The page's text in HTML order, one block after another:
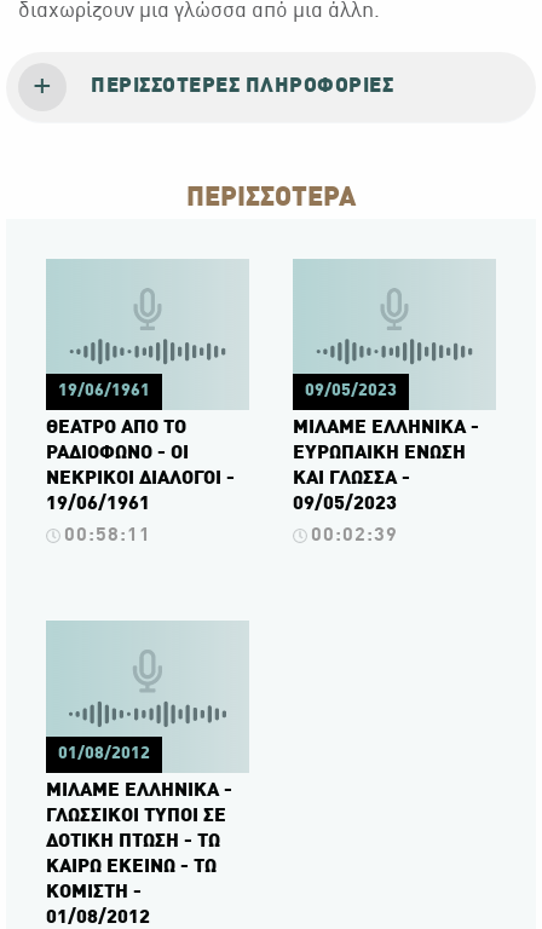
διαχωρίζουν μια γλώσσα από μια άλλη.
ΠΕΡΙΣΣΌΤΕΡΕΣ ΠΛΗΡΟΦΟΡΊΕΣ
ΠΕΡΙΣΣΟΤΕΡΑ
19/06/1961
ΘΕΑΤΡΟ ΑΠΟ ΤΟ
ΡΑΔΙΟΦΩΝΟ - ΟΙ
ΝΕΚΡΙΚΟΙ ΔΙΑΛΟΓΟΙ -
19/06/1961
00:58:11
09/05/2023
ΜΙΛΑΜΕ ΕΛΛΗΝΙΚΑ -
ΕΥΡΩΠΑΙΚΗ ΕΝΩΣΗ
ΚΑΙ ΓΛΩΣΣΑ -
09/05/2023
00:02:39
01/08/2012
ΜΙΛΑΜΕ ΕΛΛΗΝΙΚΑ -
ΓΛΩΣΣΙΚΟΙ ΤΥΠΟΙ ΣΕ
ΔΟΤΙΚΗ ΠΤΩΣΗ - ΤΩ
ΚΑΙΡΩ ΕΚΕΙΝΩ - ΤΩ
ΚΟΜΙΣΤΗ -
01/08/2012